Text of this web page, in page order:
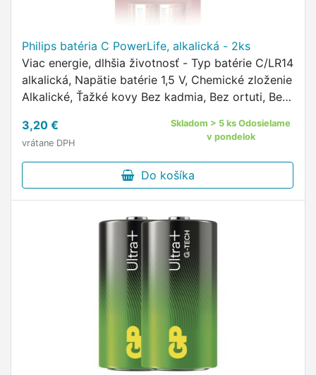
Philips batéria C PowerLife, alkalická - 2ks
Viac energie, dlhšia životnosť - Typ batérie C/LR14
alkalická, Napätie batérie 1,5 V, Chemické zloženie
Alkalické, Ťažké kovy Bez kadmia, Bez ortuti, Bez
3,20 €
vrátane DPH
Skladom > 5 ks Odosielame
v pondelok
Do košíka